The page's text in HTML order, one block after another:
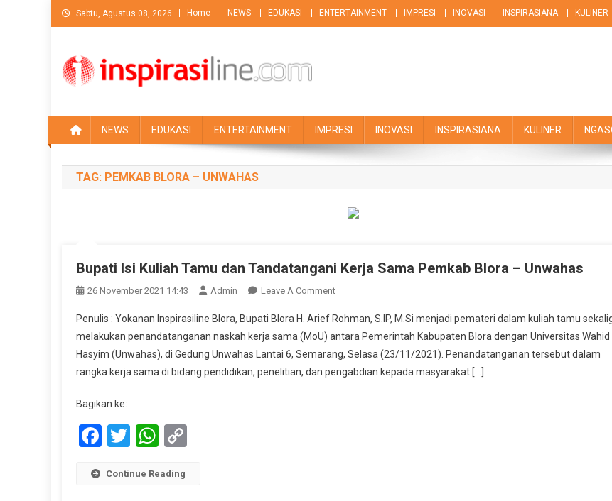
Skip
to
Sabtu, Agustus 08, 2026 Home NEWS EDUKASI ENTERTAINMENT IMPRESI INOVASI INSPIRASIANA KULINER
NEWS EDUKASI ENTERTAINMENT IMPRESI INOVASI INSPIRASIANA KULINER
TAG: PEMKAB BLORA – UNWAHAS
Bupati Isi Kuliah Tamu dan Tandatangani Kerja Sama Pemkab Blora – Unwahas
26 November 2021 14:43 Admin Leave A CommentOn
Isi
Kuliah
Tamu
Dan
Penulis : Yokanan Inspirasiline Blora, Bupati Blora H. Arief Rohman, S.IP, M.Si menjadi pemateri dalam kuliah tamu
melakukan penandatanganan naskah kerja sama (MoU) antara Pemerintah Kabupaten Blora dengan Universitas Wahid
Hasyim (Unwahas), di Gedung Unwahas Lantai 6, Semarang, Selasa (23/11/2021). Penandatanganan tersebut dalam
rangka kerja sama di bidang pendidikan, penelitian, dan pengabdian kepada masyarakat […]
Bagikan ke:
Facebook
TwitterWhatsApp
Continue Reading